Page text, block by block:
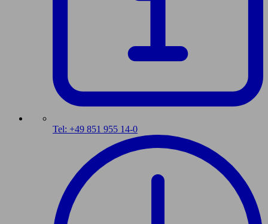
Tel: +49 851 955 14-0